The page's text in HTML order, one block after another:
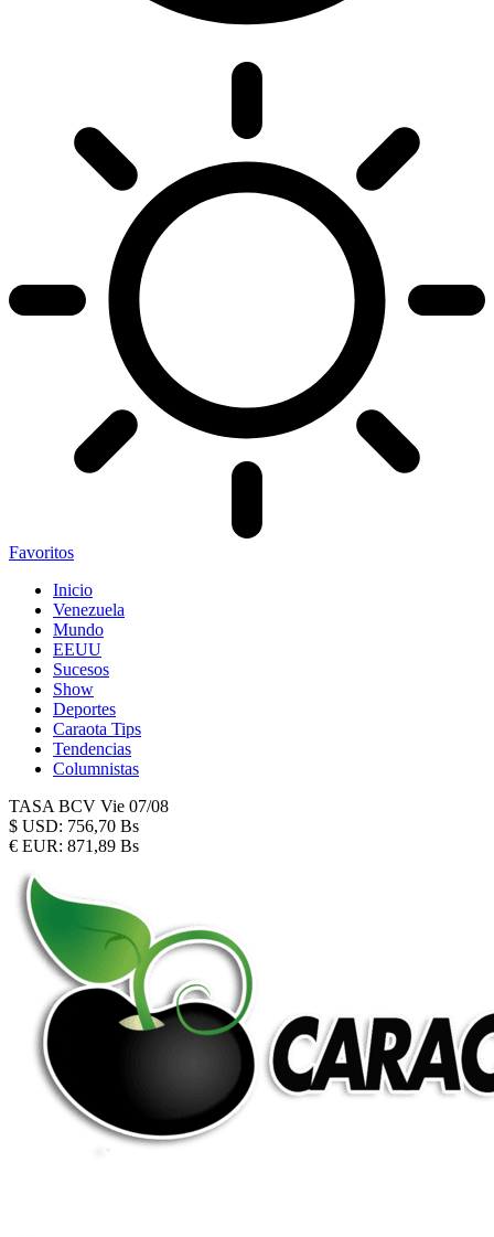
Favoritos
Inicio
Venezuela
Mundo
EEUU
Sucesos
Show
Deportes
Caraota Tips
Tendencias
Columnistas
TASA BCV Vie 07/08
$ USD: 756,70 Bs
€ EUR: 871,89 Bs